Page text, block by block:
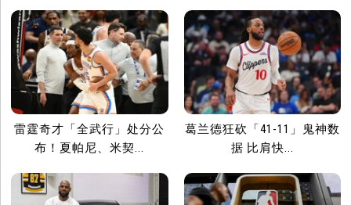
雷霆奇才「全武行」处分公
布！夏帕尼、米契...
葛兰德狂砍「41-11」鬼神数
据 比肩快...